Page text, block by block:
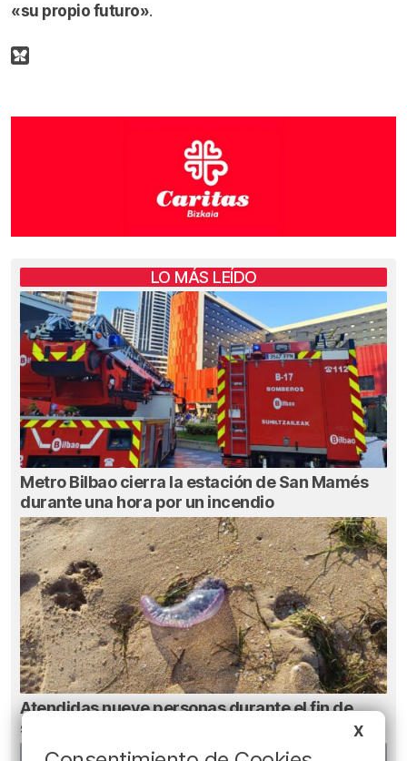
«su propio futuro».
LO MÁS LEÍDO
Metro Bilbao cierra la estación de San Mamés
durante una hora por un incendio
Atendidas nueve personas durante el fin de
semana por picaduras de carabela portuguesa
X